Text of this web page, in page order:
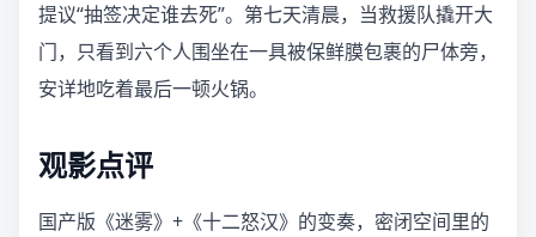
提议“抽签决定谁去死”。第七天清晨，当救援队撬开大
门，只看到六个人围坐在一具被保鲜膜包裹的尸体旁，
安详地吃着最后一顿火锅。
观影点评
国产版《迷雾》+《十二怒汉》的变奏，密闭空间里的